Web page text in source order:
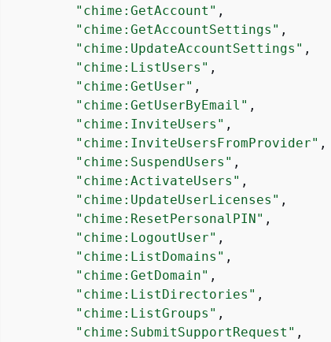
"chime:GetAccount" ,
"chime:GetAccountSettings" ,
"chime:UpdateAccountSettings" ,
"chime:ListUsers" ,
"chime:GetUser" ,
"chime:GetUserByEmail" ,
"chime:InviteUsers" ,
"chime:InviteUsersFromProvider" ,
"chime:SuspendUsers" ,
"chime:ActivateUsers" ,
"chime:UpdateUserLicenses" ,
"chime:ResetPersonalPIN" ,
"chime:LogoutUser" ,
"chime:ListDomains" ,
"chime:GetDomain" ,
"chime:ListDirectories" ,
"chime:ListGroups" ,
"chime:SubmitSupportRequest" ,